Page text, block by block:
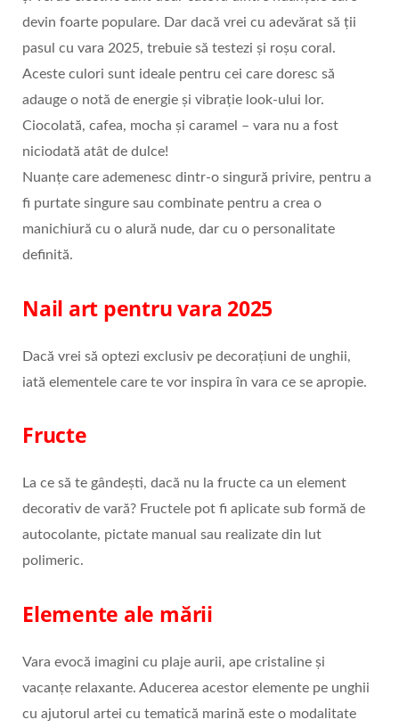
devin foarte populare. Dar dacă vrei cu adevărat să ții
pasul cu vara 2025, trebuie să testezi și roșu coral.
Aceste culori sunt ideale pentru cei care doresc să
adauge o notă de energie și vibrație look-ului lor.
Ciocolată, cafea, mocha și caramel – vara nu a fost
niciodată atât de dulce!
Nuanțe care ademenesc dintr-o singură privire, pentru a
fi purtate singure sau combinate pentru a crea o
manichiură cu o alură nude, dar cu o personalitate
definită.
Nail art pentru vara 2025
Dacă vrei să optezi exclusiv pe decorațiuni de unghii,
iată elementele care te vor inspira în vara ce se apropie.
Fructe
La ce să te gândești, dacă nu la fructe ca un element
decorativ de vară? Fructele pot fi aplicate sub formă de
autocolante, pictate manual sau realizate din lut
polimeric.
Elemente ale mării
Vara evocă imagini cu plaje aurii, ape cristaline și
vacanțe relaxante. Aducerea acestor elemente pe unghii
cu ajutorul artei cu tematică marină este o modalitate